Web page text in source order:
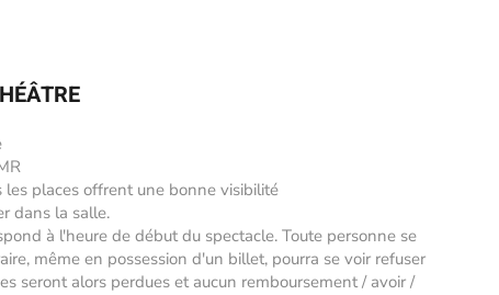
les places offrent une bonne visibilité
dans la salle.
à l'heure de début du spectacle. Toute personne se
même en possession d'un billet, pourra se voir refuser
seront alors perdues et aucun remboursement / avoir /